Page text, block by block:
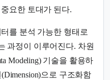
요한 토대가 된다.
를 분석 가능한 형태로
과정이 이루어진다. 차원
Modeling) 기술을 활용하
으로 구조화함